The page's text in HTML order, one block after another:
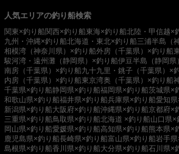
人気エリアの釣り船検索
関東×釣り船関西×釣り船東海×釣り船北陸・甲信越×
九州・沖縄×釣り船北海道・東北×釣り船三浦半島（
相模湾（神奈川県）×釣り船外房（千葉県）×釣り船
駿河湾・遠州灘（静岡県）×釣り船伊豆半島（静岡県
南房（千葉県）×釣り船九十九里・銚子（千葉県）×
内房（千葉県）×釣り船東京湾奥（千葉県）×釣り船
千葉県×釣り船静岡県×釣り船福岡県×釣り船茨城県×
和歌山県×釣り船福井県×釣り船兵庫県×釣り船愛知
新潟県×釣り船大阪府×釣り船沖縄県×釣り船京都府×
三重県×釣り船鳥取県×釣り船北海道 ×釣り船山口県×
岡山県×釣り船愛媛県×釣り船高知県×釣り船熊本県×
鹿児島県×釣り船長崎県×釣り船富山県×釣り船岩手
島根県×釣り船香川県×釣り船大分県×釣り船石川県×